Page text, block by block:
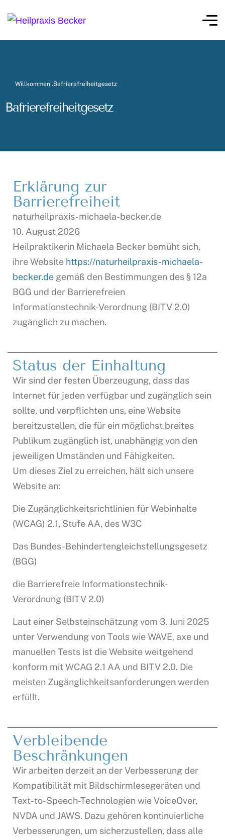
Willkommen .Bafrierefreiheitgesetz
Bafrierefreiheitgesetz
Erklärung zur
Barrierefreiheit
naturheilpraxis-michaela-becker.de
10. August 2026
Heilpraktikerin Michaela Becker bemüht sich,
ihre Website https://naturheilpraxis-michaela-
becker.de gemäß den Bestimmungen des § 12a
BGG und der Barrierefreien
Informationstechnik-Verordnung (BITV 2.0)
zugänglich zu machen.
Status der Einhaltung
Wir sind der festen Überzeugung, dass das
Internet für jeden verfügbar und zugänglich sein
sollte, und verpflichten uns, eine Website
bereitzustellen, die für ein möglichst breites
Publikum zugänglich ist, unabhängig von den
jeweiligen Umständen und Fähigkeiten.
Um dieses Ziel zu erreichen, hält sich unsere
Website an:
Die Zugänglichkeitsrichtlinien für Webinhalte
(WCAG) 2.1, Stufe AA, des W3C
Das Bundes-Behindertengleichstellungsgesetz
(BGG)
die Barrierefreie Informationstechnik-
Verordnung (BITV 2.0)
Laut einer Selbsteinschätzung vom 3. Juni 2025
unter Verwendung von Tools wie WAVE, axe und
manuellen Tests ist die Website weitgehend
konform mit WCAG 2.1 AA und BITV 2.0. Die
meisten Zugänglichkeitsanforderungen werden
erfüllt.
Verbleibende
Beschränkungen
Wir arbeiten derzeit an der Verbesserung der
Kompatibilität mit Bildschirmlesegeräten und
Text-to-Speech-Technologien wie VoiceOver,
NVDA und JAWS. Dazu gehören kontinuierliche
Verbesserungen, um sicherzustellen, dass alle